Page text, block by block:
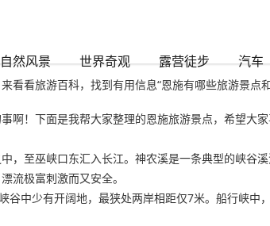
自然风景 世界奇观 露营徒步 汽车
时888
看旅游百科，找到有用信息“恩施有哪些旅游景点
！下面是我帮大家整理的恩施旅游景点，希望大家
，至巫峡口东汇入长江。神农溪是一条典型的峡谷
流极富刺激而又安全。
中少有开阔地，最狭处两岸相距仅7米。船行峡